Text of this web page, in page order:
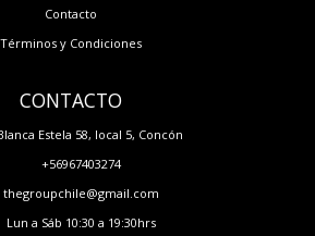
Contacto
Términos y Condiciones
CONTACTO
Estela 58, local 5, Concón
+56967403274
thegroupchile@gmail.com
Lun a Sáb 10:30 a 19:30hrs